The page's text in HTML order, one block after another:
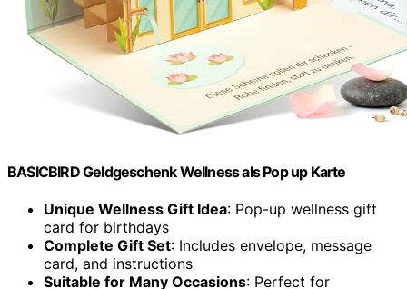
BASICBIRD Geldgeschenk Wellness als Pop up Karte
Unique Wellness Gift Idea: Pop-up wellness gift
card for birthdays
Complete Gift Set: Includes envelope, message
card, and instructions
Suitable for Many Occasions: Perfect for